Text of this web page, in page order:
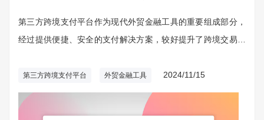
第三方跨境支付平台作为现代外贸金融工具的重要组成部分，
经过提供便捷、安全的支付解决方案，较好提升了跨境交易的
金融中的应用，有利于企业选择合适的支付工具，优化支付流
程，提高资金流动性，降低交易成本。
第三方跨境支付平台 外贸金融工具 2024/11/15